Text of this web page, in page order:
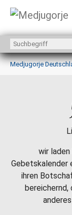
Zum Hauptinhalt
Sie sind hier:
Medjugorje
wir laden
Gebetskalender
ihren
bereichernd,